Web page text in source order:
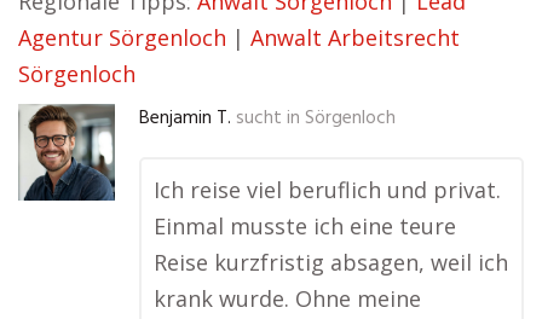
Agentur Sörgenloch | Anwalt Arbeitsrecht
Sörgenloch
Benjamin T. sucht in Sörgenloch
Ich reise viel beruflich und privat.
Einmal musste ich eine teure
Reise kurzfristig absagen, weil ich
krank wurde. Ohne meine